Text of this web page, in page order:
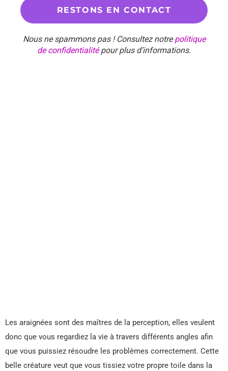
Nous ne spammons pas ! Consultez notrepolitique
de confidentialitépour plus d’informations.
Les araignées sont des maîtres de la perception, elles veulent
donc que vous regardiez la vie à travers différents angles afin
que vous puissiez résoudre les problèmes correctement. Cette
belle créature veut que vous tissiez votre propre toile dans la